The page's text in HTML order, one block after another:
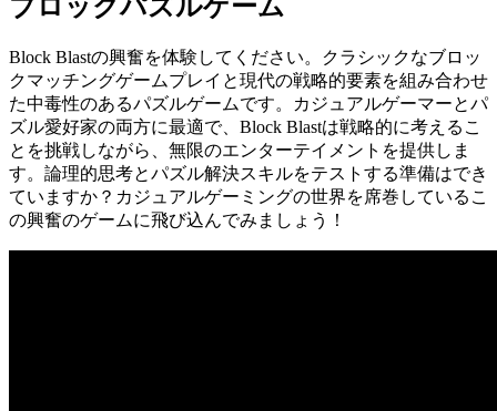
ブロックパズルゲーム
Block Blastの興奮を体験してください。クラシックなブロッ
クマッチングゲームプレイと現代の戦略的要素を組み合わせ
た中毒性のあるパズルゲームです。カジュアルゲーマーとパ
ズル愛好家の両方に最適で、Block Blastは戦略的に考えるこ
とを挑戦しながら、無限のエンターテイメントを提供しま
す。論理的思考とパズル解決スキルをテストする準備はでき
ていますか？カジュアルゲーミングの世界を席巻しているこ
の興奮のゲームに飛び込んでみましょう！